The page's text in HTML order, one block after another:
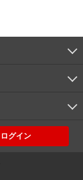
ログイン